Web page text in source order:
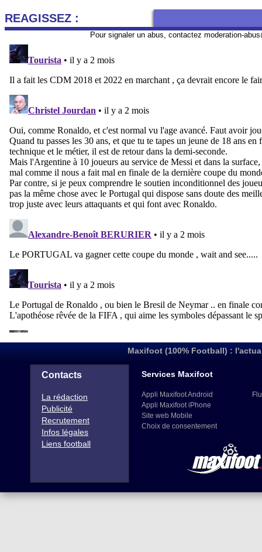
REAGISSEZ :
Pour signaler un abus, contactez moderation-
Maxifoot (100% Football) :
Contacts
La rédaction
Publicité
Recrutement
Infos légales
Liens football
Services Maxifoot
Appli Maxifoot Android
Appli Maxifoot iPhone
Site web Mobile
Choix de consentement